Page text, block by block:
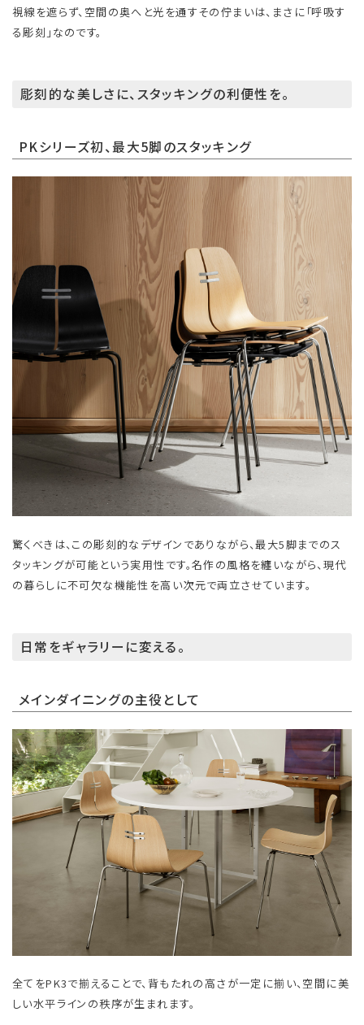
視線を遮らず、空間の奥へと光を通すその佇まいは、まさに「呼吸す
る彫刻」なのです。
彫刻的な美しさに、スタッキングの利便性を。
PKシリーズ初、最大5脚のスタッキング
驚くべきは、この彫刻的なデザインでありながら、最大5脚までのス
タッキングが可能という実用性です。名作の風格を纏いながら、現代
の暮らしに不可欠な機能性を高い次元で両立させています。
日常をギャラリーに変える。
メインダイニングの主役として
全てをPK3で揃えることで、背もたれの高さが一定に揃い、空間に美
しい水平ラインの秩序が生まれます。